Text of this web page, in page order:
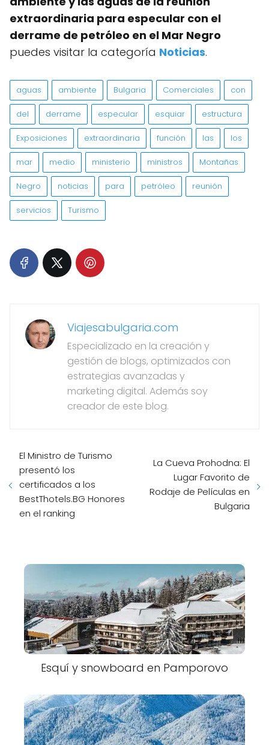
extraordinaria para especular con el
derrame de petróleo en el Mar Negro
puedes visitar la categoría Noticias.
aguas ambiente Bulgaria Comerciales con
del derrame especular esquiar estructura
Exposiciones extraordinaria función las los
mar medio ministerio ministros Montañas
Negro noticias para petróleo reunión
servicios Turismo
Viajesabulgaria.com
Especializado en la creación y
gestión de blogs, optimizados con
estrategias avanzadas y
marketing digital. Además soy
creador de este blog.
El Ministro de Turismo
presentó los
certificados a los
BestThotels.BG Honores
en el ranking
La Cueva Prohodna: El
Lugar Favorito de
Rodaje de Películas en
Bulgaria
Esquí y snowboard en Pamporovo